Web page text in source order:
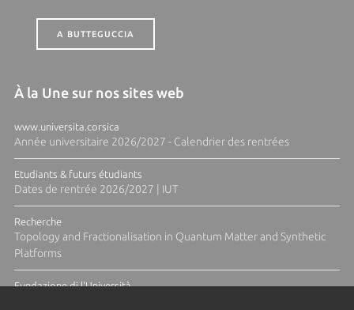
A BUTTEGUCCIA
À la Une sur nos sites web
www.universita.corsica
Année universitaire 2026/2027 - Calendrier des rentrées
Etudiants & futurs étudiants
Dates de rentrée 2026/2027 | IUT
Recherche
Topology and Fractionalisation in Quantum Matter and Synthetic
Platforms
Fundazione di l'Università